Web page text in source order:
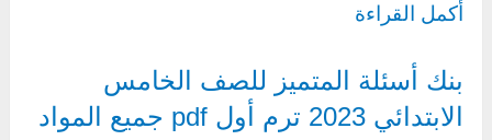
أكمل القراءة
بنك أسئلة المتميز للصف الخامس
الابتدائي 2023 ترم أول pdf جميع المواد